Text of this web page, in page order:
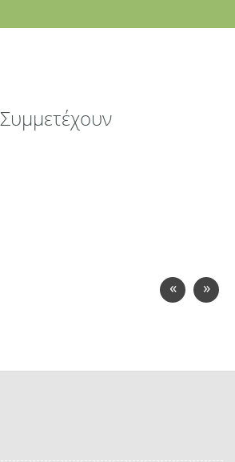
Συμμετέχουν
« »